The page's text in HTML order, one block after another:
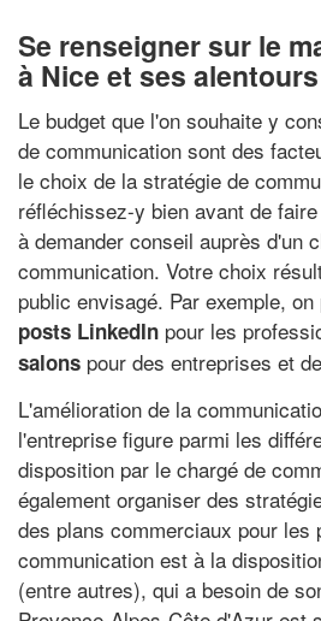
Se renseigner sur le
à Nice et ses alentours
Le budget que l'on souhaite y
de communication sont des
le choix de la stratégie de
réfléchissez-y bien avant de
à demander conseil auprès d'un
communication. Votre choix
public envisagé. Par exemple,
posts LinkedIn pour les
salons pour des entreprises et
L'amélioration de la
l'entreprise figure parmi les
disposition par le chargé de
également organiser des
des plans commerciaux pour les
communication est à la
(entre autres), qui a besoin de